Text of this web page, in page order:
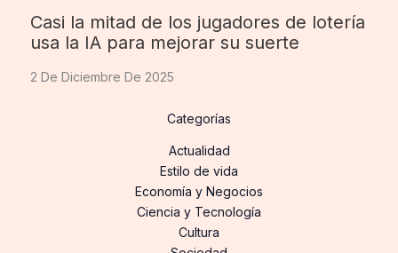
Casi la mitad de los jugadores de lotería
usa la IA para mejorar su suerte
2 De Diciembre De 2025
Categorías
Actualidad
Estilo de vida
Economía y Negocios
Ciencia y Tecnología
Cultura